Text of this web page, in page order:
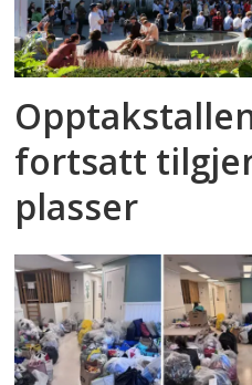
fortsatt
plasser